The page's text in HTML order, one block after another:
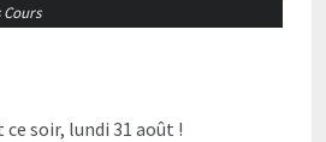
Cours
soir, lundi 31 août !